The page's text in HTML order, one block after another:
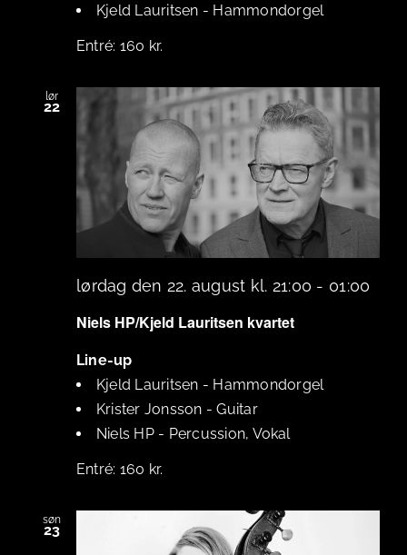
Kjeld Lauritsen - Hammondorgel
160 kr.
lør
22
lørdag den 22. august kl. 21:00 - 01:00
Niels HP/Kjeld Lauritsen kvartet
Line-up
Kjeld Lauritsen - Hammondorgel
Krister Jonsson -Guitar
Niels HP- Percussion, Vokal
160 kr.
søn
23